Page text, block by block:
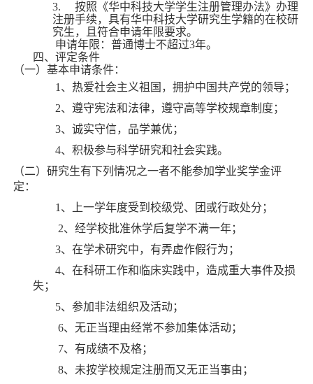
3.
按照《华中科技大学学生注册管理办法》办理
注册手续，具有华中科技大学研究生学籍的在校研
究生，且符合申请年限要求。
申请年限：普通博士不超过3年。
四、评定条件
（一）基本申请条件：
1、热爱社会主义祖国，拥护中国共产党的领导；
2、遵守宪法和法律，遵守高等学校规章制度；
3、诚实守信，品学兼优；
4、积极参与科学研究和社会实践。
（二）研究生有下列情况之一者不能参加学业奖学金评
定：
1、上一学年度受到校级党、团或行政处分；
2、经学校批准休学后复学不满一年；
3、在学术研究中，有弄虚作假行为；
4、在科研工作和临床实践中，造成重大事件及损
失；
5、参加非法组织及活动；
6、无正当理由经常不参加集体活动；
7、有成绩不及格；
8、未按学校规定注册而又无正当事由；